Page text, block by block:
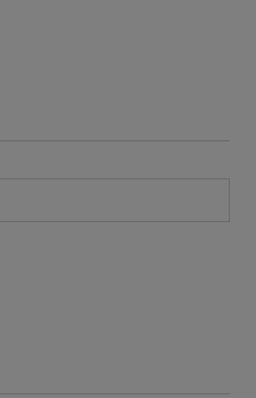
płatności